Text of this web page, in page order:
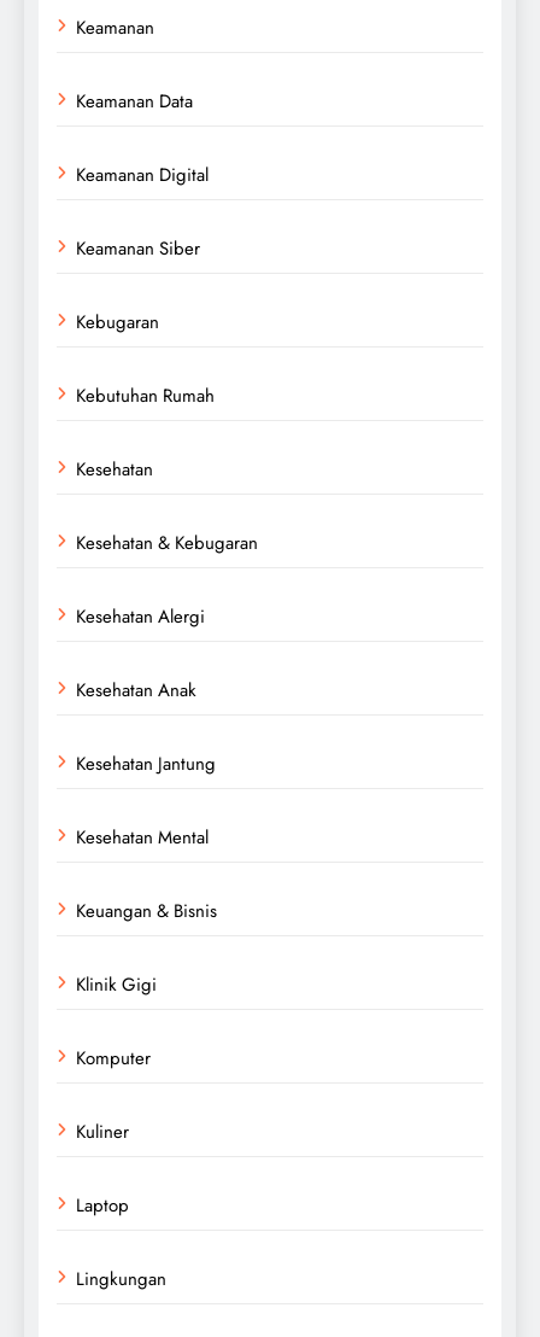
Keamanan
Keamanan Data
Keamanan Digital
Keamanan Siber
Kebugaran
Kebutuhan Rumah
Kesehatan
Kesehatan & Kebugaran
Kesehatan Alergi
Kesehatan Anak
Kesehatan Jantung
Kesehatan Mental
Keuangan & Bisnis
Klinik Gigi
Komputer
Kuliner
Laptop
Lingkungan